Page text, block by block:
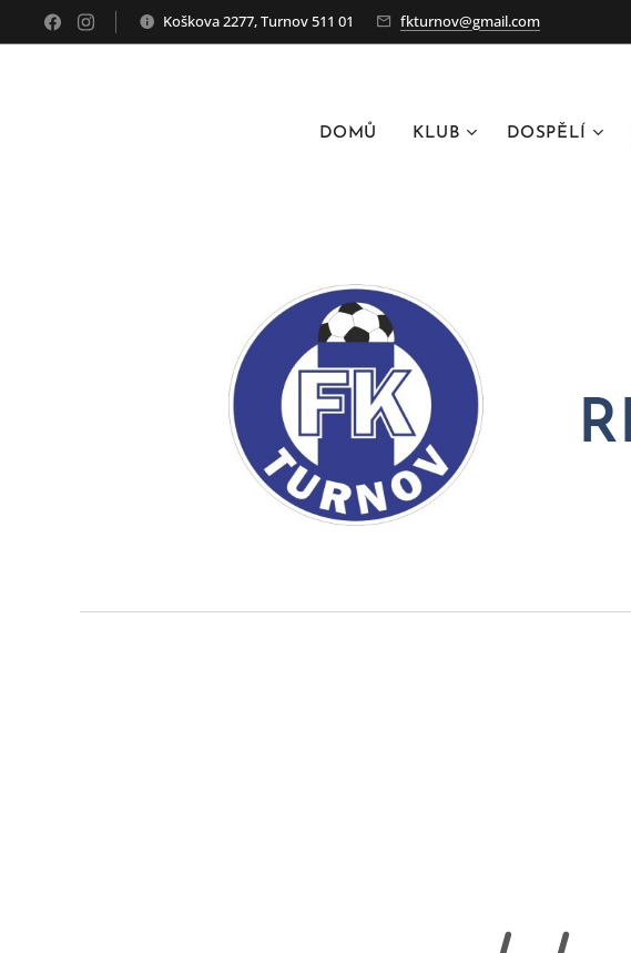
Koškova 2277, Turnov 511 01 fkturnov@gmail.com
DOMŮ KLUB DOSPĚLÍ